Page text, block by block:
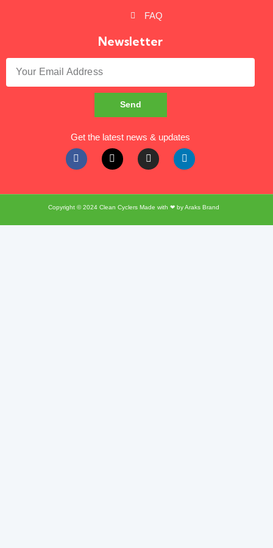
FAQ
Newsletter
Send
Get the latest news & updates
Copyright © 2024 Clean CyclersMade with ❤ byAraks Brand